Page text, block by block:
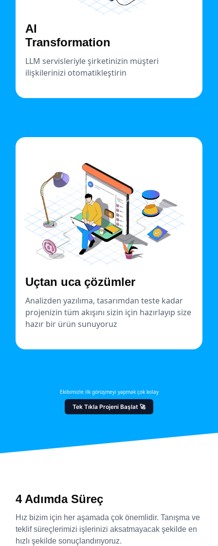
AI
Transformation
LLM servisleriyle şirketinizin müşteri
ilişkilerinizi otomatikleştirin
Uçtan uca çözümler
Analizden yazılıma, tasarımdan teste kadar
projenizin tüm akışını sizin için hazırlayıp size
hazır bir ürün sunuyoruz
Ekibimizle ilk görüşmeyi yapmak çok kolay
Tek Tıkla Projeni Başlat 🚀
4 Adımda Süreç
Hız bizim için her aşamada çok önemlidir. Tanışma ve
teklif süreçlerimizi işlerinizi aksatmayacak şekilde en
hızlı şekilde sonuçlandırıyoruz.